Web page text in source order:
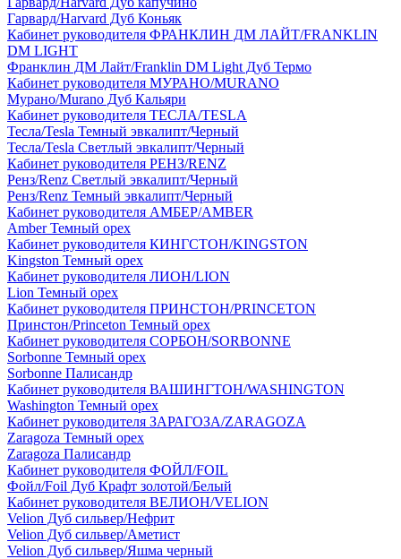
Гарвард/Harvard Дуб Коньяк
Кабинет руководителя ФРАНКЛИН ДМ ЛАЙТ/FRANKLIN
DM LIGHT
Франклин ДМ Лайт/Franklin DM Light Дуб Термо
Кабинет руководителя МУРАНО/MURANO
Мурано/Murano Дуб Кальяри
Кабинет руководителя ТЕСЛА/TESLA
Тесла/Tesla Темный эвкалипт/Черный
Тесла/Tesla Светлый эвкалипт/Черный
Кабинет руководителя РЕНЗ/RENZ
Ренз/Renz Светлый эвкалипт/Черный
Ренз/Renz Темный эвкалипт/Черный
Кабинет руководителя АМБЕР/AMBER
Amber Темный орех
Кабинет руководителя КИНГСТОН/KINGSTON
Kingston Темный орех
Кабинет руководителя ЛИОН/LION
Lion Темный орех
Кабинет руководителя ПРИНСТОН/PRINCETON
Принстон/Princeton Темный орех
Кабинет руководителя СОРБОН/SORBONNE
Sorbonne Темный орех
Sorbonne Палисандр
Кабинет руководителя ВАШИНГТОН/WASHINGTON
Washington Темный орех
Кабинет руководителя ЗАРАГОЗА/ZARAGOZA
Zaragoza Темный орех
Zaragoza Палисандр
Кабинет руководителя ФОЙЛ/FOIL
Фойл/Foil Дуб Крафт золотой/Белый
Кабинет руководителя ВЕЛИОН/VELION
Velion Дуб сильвер/Нефрит
Velion Дуб сильвер/Аметист
Velion Дуб сильвер/Яшма черный